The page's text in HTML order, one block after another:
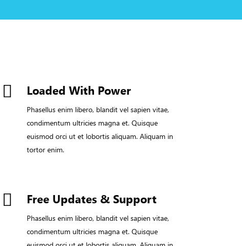
Loaded With Power
Phasellus enim libero, blandit vel sapien vitae,
condimentum ultricies magna et. Quisque
euismod orci ut et lobortis aliquam. Aliquam in
tortor enim.
Free Updates & Support
Phasellus enim libero, blandit vel sapien vitae,
condimentum ultricies magna et. Quisque